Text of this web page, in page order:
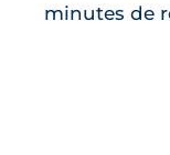
minutes de